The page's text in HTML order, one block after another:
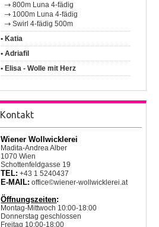
800m Luna 4-fädig
1000m Luna 4-fädig
Swirl 4-fädig 500m
• Katia
• Adriafil
• Elisa - Wolle mit Herz
Kontakt
Wiener Wollwicklerei
Madita-Andrea Alber
1070 Wien
Schottenfeldgasse 19
TEL: +43 1 5240437
E-MAIL: office©wiener-wollwicklerei.at
Öffnungszeiten:
Montag-Mittwoch 10:00-18:00
Donnerstag geschlossen
Freitag 10:00-18:00